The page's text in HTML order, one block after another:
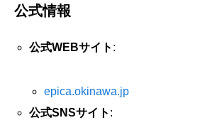
公式情報
公式WEBサイト :
epica.okinawa.jp
公式SNSサイト :